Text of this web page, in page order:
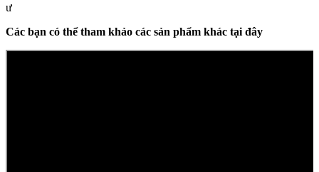
ư
Các bạn có thể tham khảo các sản phẩm khác tại đây